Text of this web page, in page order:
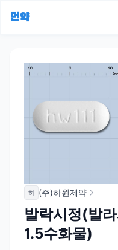
먼약
하 (주)하원제약
발락시정(발
1.5수화물)